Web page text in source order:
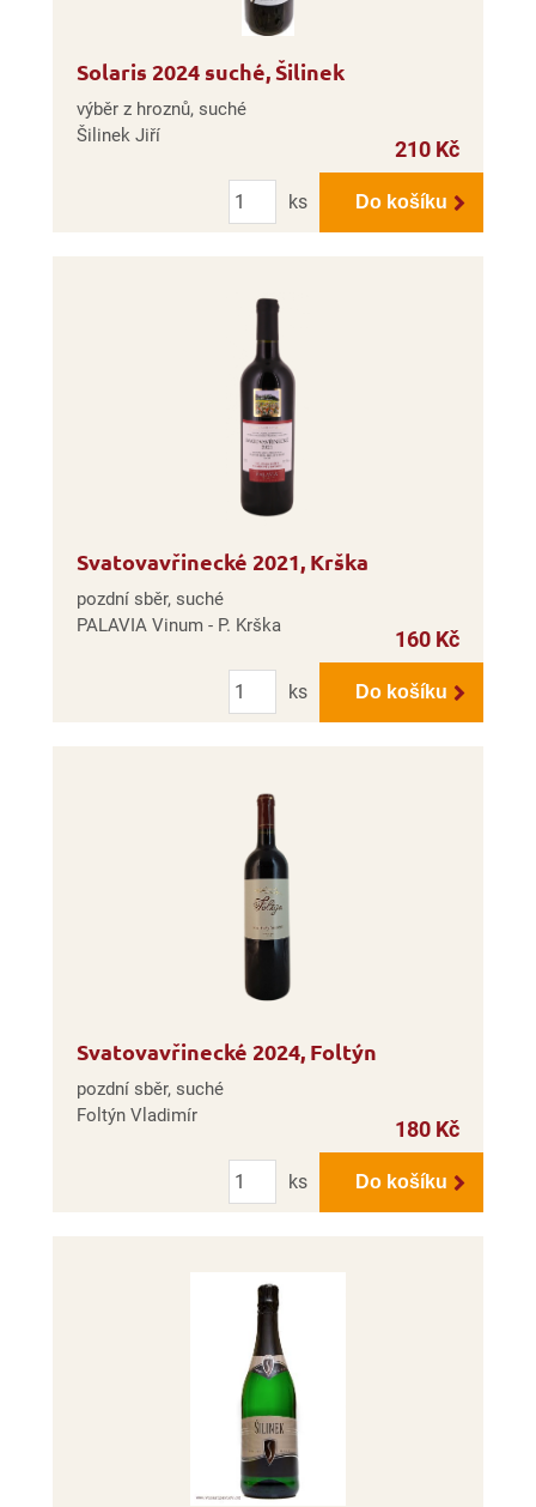
Solaris 2024 suché, Šilinek
výběr z hroznů, suché
Šilinek Jiří
210 Kč
Počet
ks
Do košíku
Svatovavřinecké 2021, Krška
pozdní sběr, suché
PALAVIA Vinum - P. Krška
160 Kč
Počet
ks
Do košíku
Svatovavřinecké 2024, Foltýn
pozdní sběr, suché
Foltýn Vladimír
180 Kč
Počet
ks
Do košíku